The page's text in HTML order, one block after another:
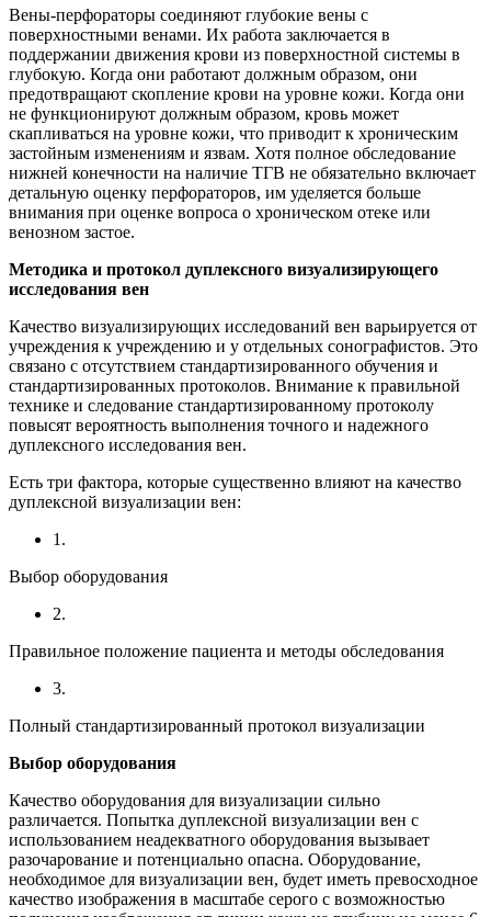
Вены-перфораторы соединяют глубокие вены с
поверхностными венами. Их работа заключается в
поддержании движения крови из поверхностной системы в
глубокую. Когда они работают должным образом, они
предотвращают скопление крови на уровне кожи. Когда они
не функционируют должным образом, кровь может
скапливаться на уровне кожи, что приводит к хроническим
застойным изменениям и язвам. Хотя полное обследование
нижней конечности на наличие ТГВ не обязательно включает
детальную оценку перфораторов, им уделяется больше
внимания при оценке вопроса о хроническом отеке или
венозном застое.
Методика и протокол дуплексного визуализирующего
исследования вен
Качество визуализирующих исследований вен варьируется от
учреждения к учреждению и у отдельных сонографистов. Это
связано с отсутствием стандартизированного обучения и
стандартизированных протоколов. Внимание к правильной
технике и следование стандартизированному протоколу
повысят вероятность выполнения точного и надежного
дуплексного исследования вен.
Есть три фактора, которые существенно влияют на качество
дуплексной визуализации вен:
1.
Выбор оборудования
2.
Правильное положение пациента и методы обследования
3.
Полный стандартизированный протокол визуализации
Выбор оборудования
Качество оборудования для визуализации сильно
различается. Попытка дуплексной визуализации вен с
использованием неадекватного оборудования вызывает
разочарование и потенциально опасна. Оборудование,
необходимое для визуализации вен, будет иметь превосходное
качество изображения в масштабе серого с возможностью